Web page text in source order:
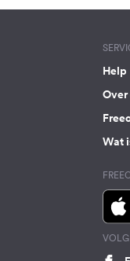
Help
Over
Wat